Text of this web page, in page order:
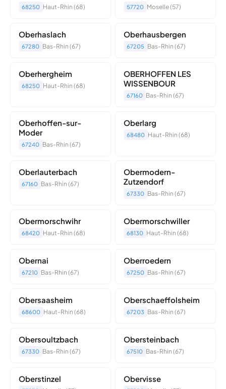
68250 Haut-Rhin (68) 57720 Moselle (57)
Oberhaslach
67280 Bas-Rhin (67)
Oberhausbergen
67205 Bas-Rhin (67)
Oberhergheim
68250 Haut-Rhin (68)
OBERHOFFEN LES
WISSENBOUR
67160 Bas-Rhin (67)
Oberhoffen-sur-
Moder
67240 Bas-Rhin (67)
Oberlarg
68480 Haut-Rhin (68)
Oberlauterbach
67160 Bas-Rhin (67)
Obermodern-
Zutzendorf
67330 Bas-Rhin (67)
Obermorschwihr
68420 Haut-Rhin (68)
Obermorschwiller
68130 Haut-Rhin (68)
Obernai
67210 Bas-Rhin (67)
Oberroedern
67250 Bas-Rhin (67)
Obersaasheim
68600 Haut-Rhin (68)
Oberschaeffolsheim
67203 Bas-Rhin (67)
Obersoultzbach
67330 Bas-Rhin (67)
Obersteinbach
67510 Bas-Rhin (67)
Oberstinzel Obervisse